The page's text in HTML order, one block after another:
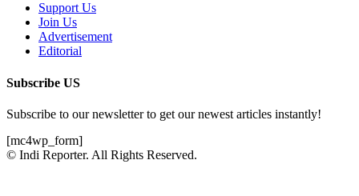
Support Us
Join Us
Advertisement
Editorial
Subscribe US
Subscribe to our newsletter to get our newest articles instantly!
[mc4wp_form]
© Indi Reporter. All Rights Reserved.